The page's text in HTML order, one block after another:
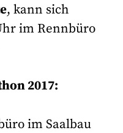
, kann sich
im Rennbüro
2017:
im Saalbau